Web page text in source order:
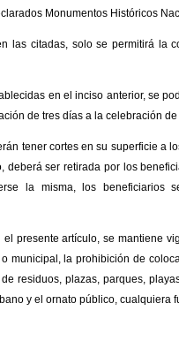
Monumentos Históricos
las citadas, solo se permitirá la
en el inciso anterior, se
de tres días a la celebración
tener cortes en su superficie a
deberá ser retirada por los
la misma, los beneficiarios
presente artículo, se mantiene
municipal, la prohibición de
residuos, plazas, parques,
y el ornato público, cualquiera